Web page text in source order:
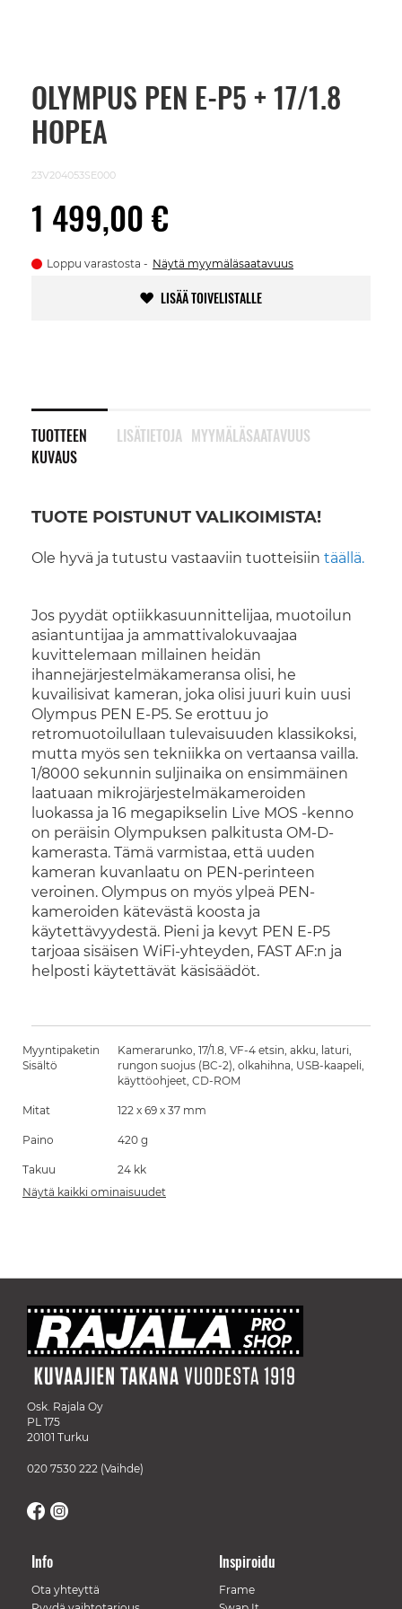
OLYMPUS PEN E-P5 + 17/1.8
HOPEA
23V204053SE000
1 499,00 €
Loppu varastosta Näytä myymäläsaatavuus
LISÄÄ TOIVELISTALLE
TUOTTEEN
KUVAUS
TUOTE POISTUNUT VALIKOIMISTA!
Ole hyvä ja tutustu vastaaviin tuotteisiin täällä.
Jos pyydät optiikkasuunnittelijaa, muotoilun
asiantuntijaa ja ammattivalokuvaajaa
kuvittelemaan millainen heidän
ihannejärjestelmäkameransa olisi, he
kuvailisivat kameran, joka olisi juuri kuin uusi
Olympus PEN E-P5. Se erottuu jo
retromuotoilullaan tulevaisuuden klassikoksi,
mutta myös sen tekniikka on vertaansa vailla.
1/8000 sekunnin suljinaika on ensimmäinen
laatuaan mikrojärjestelmäkameroiden
luokassa ja 16 megapikselin Live MOS -kenno
on peräisin Olympuksen palkitusta OM-D-
kamerasta. Tämä varmistaa, että uuden
kameran kuvanlaatu on PEN-perinteen
veroinen. Olympus on myös ylpeä PEN-
kameroiden kätevästä koosta ja
käytettävyydestä. Pieni ja kevyt PEN E-P5
tarjoaa sisäisen WiFi-yhteyden, FAST AF:n ja
helposti käytettävät käsisäädöt.
LISÄTIETOJA MYYMÄLÄSAATAVUUS
Skip
beginning
images
Myyntipaketin
Sisältö
Kamerarunko, 17/1.8, VF-4 etsin, akku, laturi,
rungon suojus (BC-2), olkahihna, USB-kaapeli,
käyttöohjeet, CD-ROM
Mitat 122 x 69 x 37 mm
Paino 420 g
Takuu
24 kk
Näytä kaikki ominaisuudet
Osk. Rajala Oy
PL 175
20101 Turku
020 7530 222 (Vaihde)
Info
Ota yhteyttä
Inspiroidu
Frame